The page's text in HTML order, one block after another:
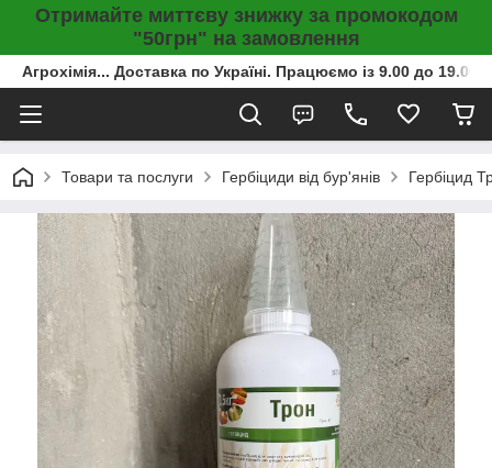
Отримайте миттєву знижку за промокодом
"50грн" на замовлення
Агрохімія... Доставка по Україні. Працюємо із 9.00 до
Товари та послуги Гербіциди від бур'янів Гербіцид